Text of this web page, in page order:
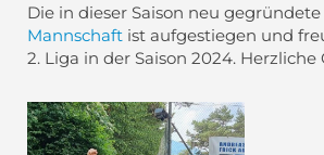
Die in dieser Saison neu gegründete
Mannschaft ist aufgestiegen und
2. Liga in der Saison 2024. Herzliche